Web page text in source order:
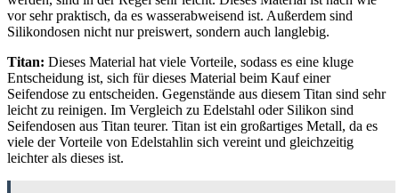
vor sehr praktisch, da es wasserabweisend ist. Außerdem sind
Silikondosen nicht nur preiswert, sondern auch langlebig.
Titan: Dieses Material hat viele Vorteile, sodass es eine kluge
Entscheidung ist, sich für dieses Material beim Kauf einer
Seifendose zu entscheiden. Gegenstände aus diesem Titan sind sehr
leicht zu reinigen. Im Vergleich zu Edelstahl oder Silikon sind
Seifendosen aus Titan teurer. Titan ist ein großartiges Metall, da es
viele der Vorteile von Edelstahlin sich vereint und gleichzeitig
leichter als dieses ist.